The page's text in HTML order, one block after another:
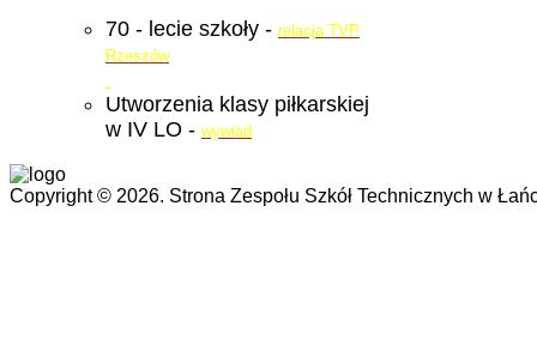
70 - lecie szkoły - relacja TVP
Rzeszów
Utworzenia klasy piłkarskiej
w IV LO - wywiad
Copyright © 2026. Strona Zespołu Szkół Technicznych w